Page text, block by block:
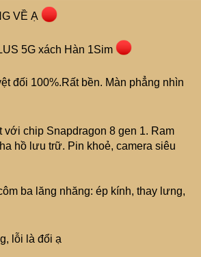
VỀ Ạ
5G xách Hàn 1Sim
đối 100%.Rất bền. Màn phẳng nhìn
với chip Snapdragon 8 gen 1. Ram
hồ lưu trữ. Pin khoẻ, camera siêu
ba lăng nhăng: ép kính, thay lưng,
lỗi là đổi ạ